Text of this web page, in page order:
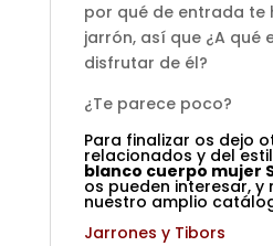
por qué de entrada te
jarrón, así que ¿A qué
disfrutar de él?
¿Te parece poco?
Para finalizar os dejo
relacionados y del
blanco cuerpo mujer
os pueden interesar, y
nuestro amplio
Jarrones y Tibors